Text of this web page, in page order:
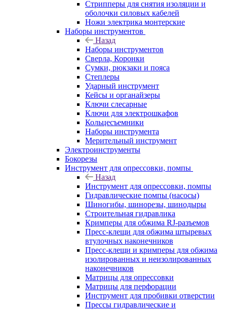
Стрипперы для снятия изоляции и
оболочки силовых кабелей
Ножи электрика монтерские
Наборы инструментов
Назад
Наборы инструментов
Сверла, Коронки
Сумки, рюкзаки и пояса
Степлеры
Ударный инструмент
Кейсы и органайзеры
Ключи слесарные
Ключи для электрошкафов
Кольцесъемники
Наборы инструмента
Мерительный инструмент
Электроинструменты
Бокорезы
Инструмент для опрессовки, помпы
Назад
Инструмент для опрессовки, помпы
Гидравлические помпы (насосы)
Шиногибы, шинорезы, шинодыры
Строительная гидравлика
Кримперы для обжима RJ-разъемов
Пресс-клещи для обжима штыревых
втулочных наконечников
Пресс-клещи и кримперы для обжима
изолированных и неизолированных
наконечников
Матрицы для опрессовки
Матрицы для перфорации
Инструмент для пробивки отверстии
Прессы гидравлические и